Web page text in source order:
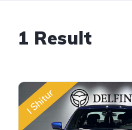
1 Result
I Shitur